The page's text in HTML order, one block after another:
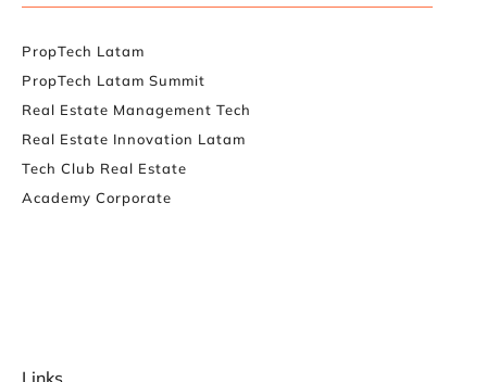
PropTech Latam
PropTech Latam Summit
Real Estate Management Tech
Real Estate Innovation Latam
Tech Club Real Estate
Academy Corporate
Links